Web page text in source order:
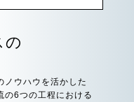
の
ノウハウを活かした
の6つの工程における